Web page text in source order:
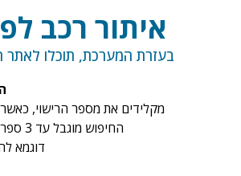
איתור רכב
בעזרת המערכת, תוכלו לאתר
מקלידים את מספר הרישוי,
החיפוש מוגבל עד 3 ספרות חסרות ומאתר רכבים פעילים בלבד.
דוגמא